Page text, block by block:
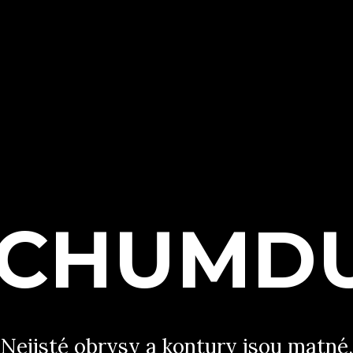
Nejisté obrysy a kontury jsou matné,